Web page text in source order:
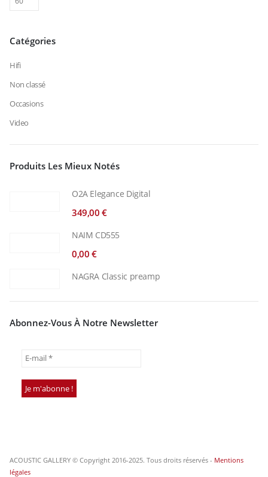
Catégories
Hifi
Non classé
Occasions
Video
Produits Les Mieux Notés
O2A Elegance Digital
349,00€
NAIM CD555
0,00€
NAGRA Classic preamp
Abonnez-Vous À Notre Newsletter
ACOUSTIC GALLERY © Copyright 2016-2025. Tous droits réservés - Mentions
légales